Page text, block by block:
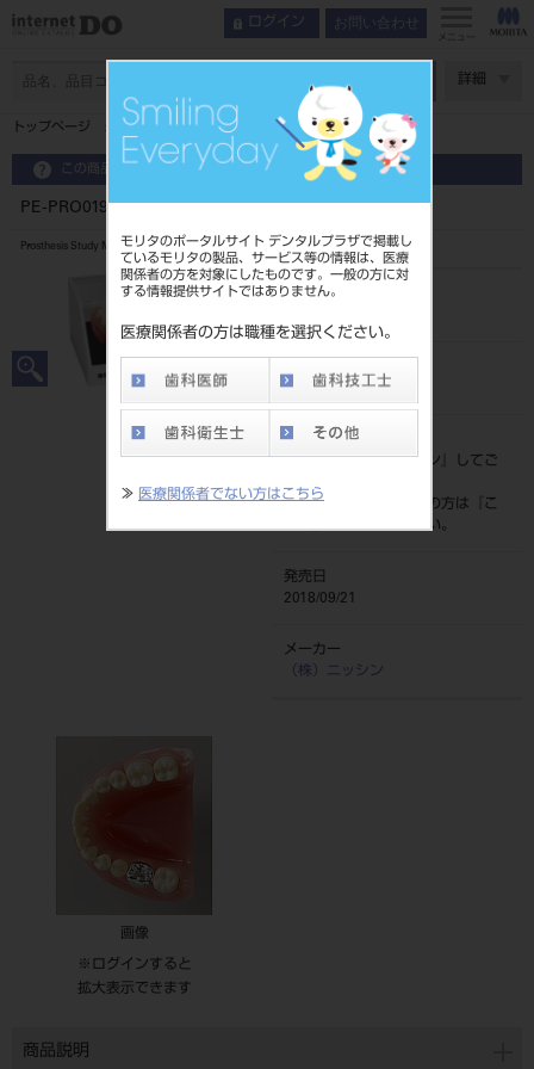
モリタのポータルサイト デンタルプラザで掲載し
ているモリタの製品、サービス等の情報は、医療
関係者の方を対象にしたものです。一般の方に対
する情報提供サイトではありません。
医療関係者の方は職種を選択ください。
≫ 医療関係者でない方はこちら
ログイン お問い合わせ
メニュー
詳細
トップページ PE-PRO019 補綴物説明用模型
この商品に関するお問い合わせ
PE-PRO019 補綴物説明用模型
Prosthesis Study Model
品目コード
4994081437823
標準価格
価格の確認は『ログイン
』してご
ネット会員登録がまだの方は『
こ
ちら』より登録ください。
発売日
2018/09/21
メーカー
（株）ニッシン
画像
※ログインすると
拡大表示できます
商品説明